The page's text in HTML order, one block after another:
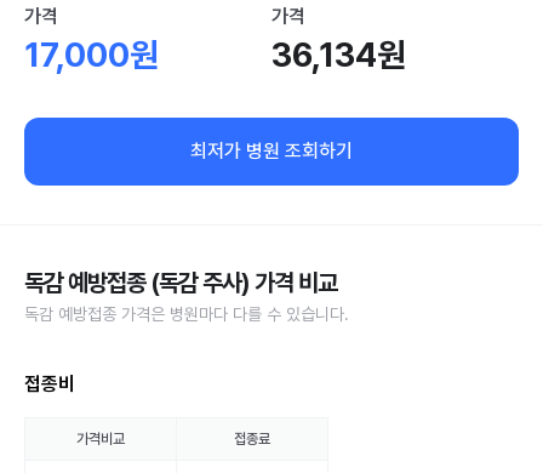
가격
17,000원
가격
36,134원
최저가 병원 조회하기
독감 예방접종 (독감 주사) 가격 비교
독감 예방접종 가격은 병원마다 다를 수 있습니다.
접종비
가격비교 접종료